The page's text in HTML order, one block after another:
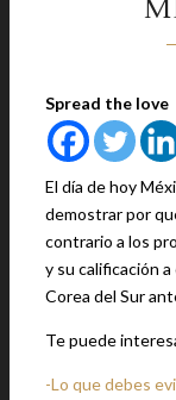
Spread the love
El día de hoy
demostrar por
contrario a los
y su calificación
Corea del Sur
Te puede
-Lo que debes